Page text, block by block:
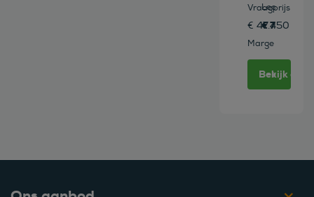
Vraagprijs
€ 47.450
Marge
Leasen
€ 777 /mnd
Bekijk